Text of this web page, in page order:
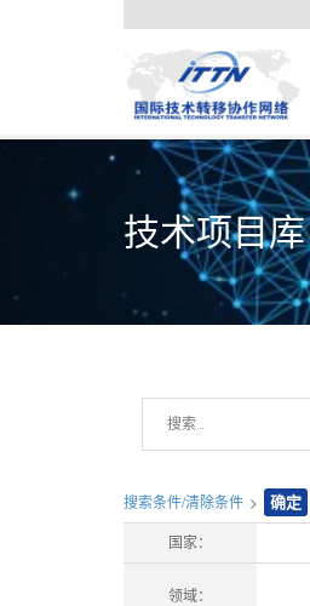
技术项目库
搜索条件/清除条件 > 确定
国家：
领域：